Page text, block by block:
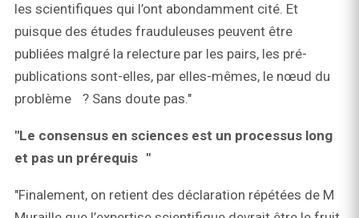
les scientifiques qui l’ont abondamment cité. Et
puisque des études frauduleuses peuvent être
publiées malgré la relecture par les pairs, les pré-
publications sont-elles, par elles-mêmes, le nœud du
problème ? Sans doute pas."
"Le consensus en sciences est un processus long
et pas un prérequis "
"Finalement, on retient des déclaration répétées de M